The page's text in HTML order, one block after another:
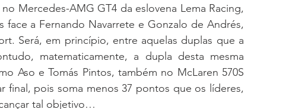
Mercedes-AMG GT4 da eslovena Lema Racing,
a Fernando Navarrete e Gonzalo de Andrés,
Será, em princípio, entre aquelas duplas que a
matematicamente, a dupla desta mesma
Aso e Tomás Pintos, também no McLaren 570S
final, pois soma menos 37 pontos que os líderes,
tal objetivo…